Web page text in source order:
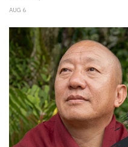
AUG 6